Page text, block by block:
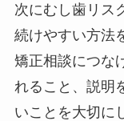
次にむし歯リス
続けやすい方法
矯正相談につな
れること、説明
いことを大切に